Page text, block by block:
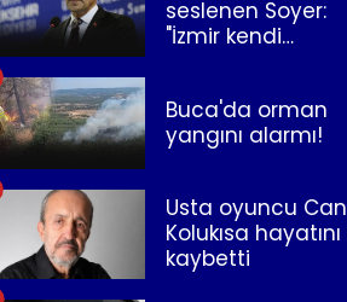
seslenen Soyer:
"İzmir kendi
Buca'da orman
yangını alarmı!
Usta oyuncu Can
Kolukısa hayatını
kaybetti